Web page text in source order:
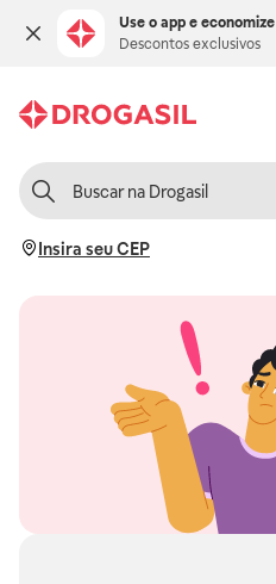
Use o app e economize
Descontos exclusivos
Insira seu CEP